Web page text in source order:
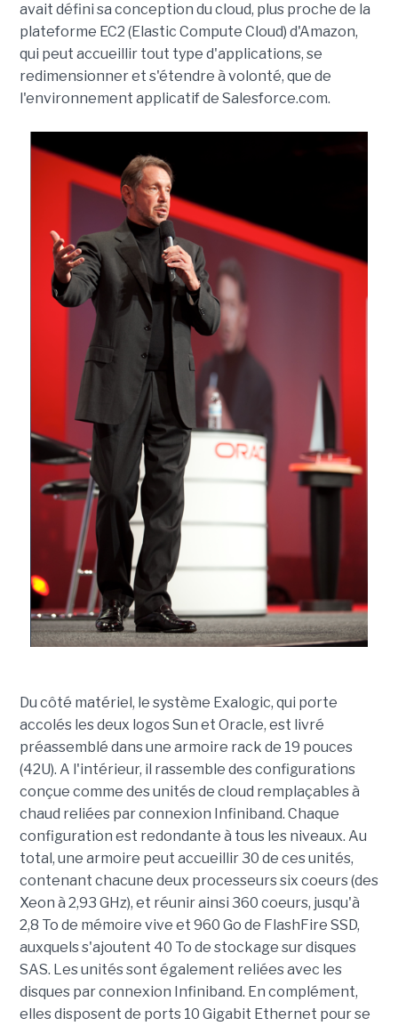
avait défini sa conception du cloud, plus proche de la
plateforme EC2 (Elastic Compute Cloud) d'Amazon,
qui peut accueillir tout type d'applications, se
redimensionner et s'étendre à volonté, que de
l'environnement applicatif de Salesforce.com.
Du côté matériel, le système Exalogic, qui porte
accolés les deux logos Sun et Oracle, est livré
préassemblé dans une armoire rack de 19 pouces
(42U). A l'intérieur, il rassemble des configurations
conçue comme des unités de cloud remplaçables à
chaud reliées par connexion Infiniband. Chaque
configuration est redondante à tous les niveaux. Au
total, une armoire peut accueillir 30 de ces unités,
contenant chacune deux processeurs six coeurs (des
Xeon à 2,93 GHz), et réunir ainsi 360 coeurs, jusqu'à
2,8 To de mémoire vive et 960 Go de FlashFire SSD,
auxquels s'ajoutent 40 To de stockage sur disques
SAS. Les unités sont également reliées avec les
disques par connexion Infiniband. En complément,
elles disposent de ports 10 Gigabit Ethernet pour se